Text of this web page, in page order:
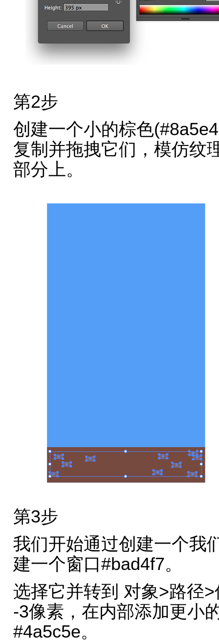
第2步
创建一个小的棕色
复制并拖拽它们，模仿纹
部分上。
第3步
我们开始通过创建一个我
建一个窗口#bad4f7。
选择它并转到 对象>路径
-3像素，在内部添加更小
#4a5c5e。